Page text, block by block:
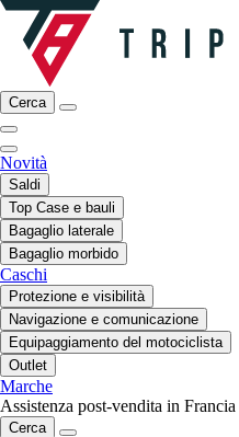
Cerca
Novità
Saldi
Top Case e bauli
Bagaglio laterale
Bagaglio morbido
Caschi
Protezione e visibilità
Navigazione e comunicazione
Equipaggiamento del motociclista
Outlet
Marche
Assistenza post-vendita in Francia
Cerca